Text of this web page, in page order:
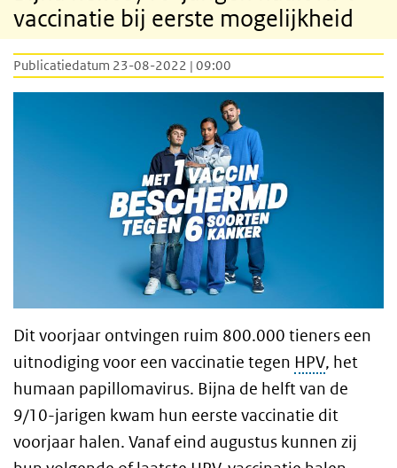
vaccinatie bij eerste mogelijkheid
Publicatiedatum 23-08-2022 | 09:00
Dit voorjaar ontvingen ruim 800.000 tieners een
uitnodiging voor een vaccinatie tegen HPV, het
humaan papillomavirus. Bijna de helft van de
9/10-jarigen kwam hun eerste vaccinatie dit
voorjaar halen. Vanaf eind augustus kunnen zij